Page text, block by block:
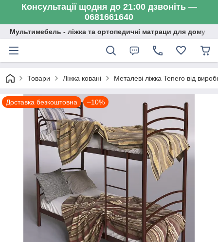
Консультації щодня до 21:00 дзвоніть —
0681661640
Мультимебель - ліжка та ортопедичні матраци для дому
Товари Ліжка ковані Металеві ліжка Tenero від
Доставка безкоштовна –10%